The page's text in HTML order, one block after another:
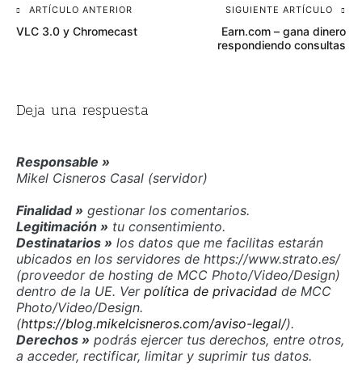
Navegación
de
ARTÍCULO ANTERIOR
VLC 3.0 y Chromecast
SIGUIENTE ARTÍCULO
Earn.com – gana dinero
respondiendo consultas
Deja una respuesta
Responsable »
Mikel Cisneros Casal (servidor)
Finalidad » gestionar los comentarios.
Legitimación » tu consentimiento.
Destinatarios » los datos que me facilitas estarán
ubicados en los servidores de https://www.strato.es/
(proveedor de hosting de MCC Photo/Video/Design)
dentro de la UE. Ver política de privacidad de MCC
Photo/Video/Design.
(https://blog.mikelcisneros.com/aviso-legal/).
Derechos » podrás ejercer tus derechos, entre otros,
a acceder, rectificar, limitar y suprimir tus datos.